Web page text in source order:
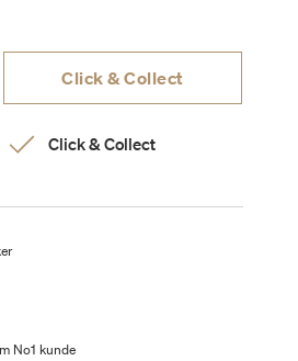
Click & Collect
Click & Collect
No1 kunde